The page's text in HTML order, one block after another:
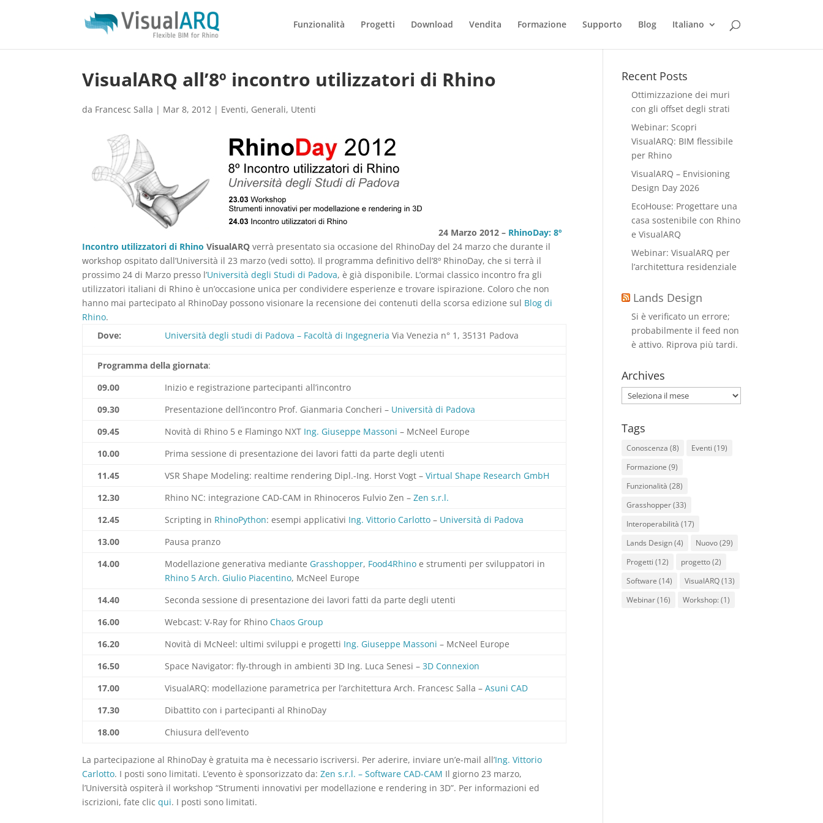
Funzionalità Progetti Download Vendita Formazione Supporto Blog Italiano
VisualARQ all’8º incontro utilizzatori di Rhino
da Francesc Salla | Mar 8, 2012 | Eventi, Generali, Utenti
24 Marzo 2012 – RhinoDay: 8º
Incontro utilizzatori di Rhino VisualARQ verrà presentato sia occasione del RhinoDay del 24 marzo che durante il
workshop ospitato dall’Università il 23 marzo (vedi sotto). Il programma definitivo dell’8º RhinoDay, che si terrà il
prossimo 24 di Marzo presso l’Università degli Studi di Padova, è già disponibile. L’ormai classico incontro fra gli
utilizzatori italiani di Rhino è un’occasione unica per condividere esperienze e trovare ispirazione. Coloro che non
hanno mai partecipato al RhinoDay possono visionare la recensione dei contenuti della scorsa edizione sul Blog di
Rhino.
Dove:
Università degli studi di Padova – Facoltà di Ingegneria Via Venezia n° 1, 35131 Padova
Programma della giornata:
09.00
Inizio e registrazione partecipanti all’incontro
09.30
Presentazione dell’incontro Prof. Gianmaria Concheri – Università di Padova
09.45
Novità di Rhino 5 e Flamingo NXT Ing. Giuseppe Massoni – McNeel Europe
10.00
Prima sessione di presentazione dei lavori fatti da parte degli utenti
11.45
VSR Shape Modeling: realtime rendering Dipl.-Ing. Horst Vogt –Virtual Shape Research GmbH
12.30
Rhino NC: integrazione CAD-CAM in Rhinoceros Fulvio Zen –Zen s.r.l.
12.45
Scripting in RhinoPython: esempi applicativi Ing. Vittorio Carlotto – Università di Padova
13.00
Pausa pranzo
14.00
Modellazione generativa mediante Grasshopper, Food4Rhino e strumenti per sviluppatori in
Rhino 5 Arch. Giulio Piacentino, McNeel Europe
14.40
Seconda sessione di presentazione dei lavori fatti da parte degli utenti
16.00
Webcast: V-Ray for RhinoChaos Group
16.20
Novità di McNeel: ultimi sviluppi e progetti Ing. Giuseppe Massoni – McNeel Europe
16.50
Space Navigator: fly-through in ambienti 3D Ing. Luca Senesi –3D Connexion
17.00
VisualARQ: modellazione parametrica per l’architettura Arch. Francesc Salla –Asuni CAD
17.30
Dibattito con i partecipanti al RhinoDay
18.00
Chiusura dell’evento
La partecipazione al RhinoDay è gratuita ma è necessario iscriversi. Per aderire, inviare un’e-mail all’Ing. Vittorio
Carlotto. I posti sono limitati. L’evento è sponsorizzato da:Zen s.r.l. – Software CAD-CAM Il giorno 23 marzo,
l’Università ospiterà il workshop “Strumenti innovativi per modellazione e rendering in 3D”. Per informazioni ed
iscrizioni, fate clicqui. I posti sono limitati.
Recent Posts
Ottimizzazione dei muri
con gli offset degli strati
Webinar: Scopri
VisualARQ: BIM flessibile
per Rhino
VisualARQ – Envisioning
Design Day 2026
EcoHouse: Progettare una
casa sostenibile con Rhino
e VisualARQ
Webinar: VisualARQ per
l’architettura residenziale
Lands Design
Si è verificato un errore;
probabilmente il feed non
è attivo. Riprova più tardi.
Archives
Archives
Tags
Conoscenza (8) Eventi (19)
Formazione (9)
Funzionalità (28)
Grasshopper(33)
Interoperabilità (17)
Lands Design(4) Nuovo(29)
Progetti (12) progetto(2)
Software (14) VisualARQ(13)
Webinar(16) Workshop: (1)